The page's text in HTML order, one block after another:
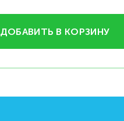
ДОБАВИТЬ В КОРЗИНУ